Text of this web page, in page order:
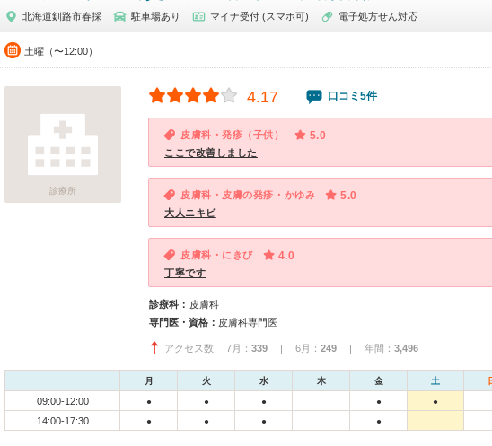
北海道釧路市春採 駐車場あり マイナ受付 (スマホ可) 電子処方せん対応
土曜（〜12:00）
診療所
4.17 口コミ5件
皮膚科・発疹（子供） 5.0
ここで改善しました
皮膚科・皮膚の発疹・かゆみ 5.0
大人ニキビ
皮膚科・にきび 4.0
丁寧です
診療科： 皮膚科
専門医・資格： 皮膚科専門医
アクセス数 7月： 339 | 6月： 249 | 年間： 3,496
月 火 水 木 金 土
09:00-12:00 ● ● ● ● ●
14:00-17:30 ● ● ● ●